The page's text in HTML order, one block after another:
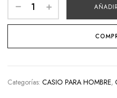
Categorías: CASIO PARA HOMBRE,